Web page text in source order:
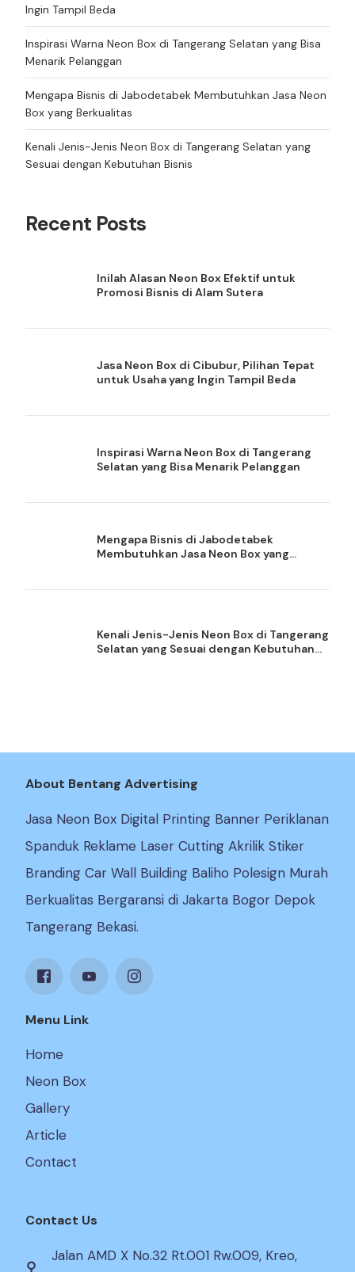
Ingin Tampil Beda
Inspirasi Warna Neon Box di Tangerang Selatan yang Bisa
Menarik Pelanggan
Mengapa Bisnis di Jabodetabek Membutuhkan Jasa Neon
Box yang Berkualitas
Kenali Jenis-Jenis Neon Box di Tangerang Selatan yang
Sesuai dengan Kebutuhan Bisnis
Recent Posts
Inilah Alasan Neon Box Efektif untuk
Promosi Bisnis di Alam Sutera
Jasa Neon Box di Cibubur, Pilihan Tepat
untuk Usaha yang Ingin Tampil Beda
Inspirasi Warna Neon Box di Tangerang
Selatan yang Bisa Menarik Pelanggan
Mengapa Bisnis di Jabodetabek
Membutuhkan Jasa Neon Box yang
Kenali Jenis-Jenis Neon Box di Tangerang
Selatan yang Sesuai dengan Kebutuhan
About Bentang Advertising
Jasa Neon Box Digital Printing Banner Periklanan
Spanduk Reklame Laser Cutting Akrilik Stiker
Branding Car Wall Building Baliho Polesign Murah
Berkualitas Bergaransi di Jakarta Bogor Depok
Tangerang Bekasi.
Menu Link
Home
Neon Box
Gallery
Article
Contact
Contact Us
Jalan AMD X No.32 Rt.001 Rw.009, Kreo,